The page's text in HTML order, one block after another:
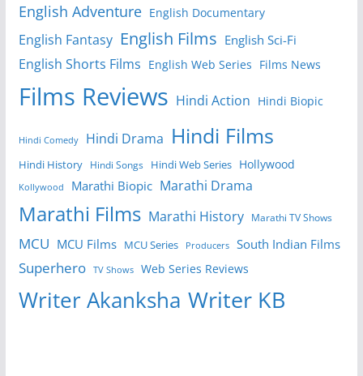
English Adventure English Documentary
English Fantasy English Films English Sci-Fi
English Shorts Films English Web Series Films News
Films Reviews Hindi Action Hindi Biopic
Hindi Comedy Hindi Drama Hindi Films
Hindi History Hindi Songs Hindi Web Series Hollywood
Kollywood Marathi Biopic Marathi Drama
Marathi Films Marathi History Marathi TV Shows
MCU MCU Films MCU Series Producers South Indian Films
Superhero TV Shows Web Series Reviews
Writer Akanksha Writer KB